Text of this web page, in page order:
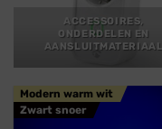
ACCESSOIRES,
ONDERDELEN EN
AANSLUITMATERIAAL
Modern warm wit
Zwart snoer